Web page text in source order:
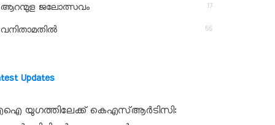
ആറന്മുള ജലോത്സവം 17
വനിതാമതിൽ 55
Updates
യുഗത്തിലേക്ക് കെഎസ്ആർടിസി: